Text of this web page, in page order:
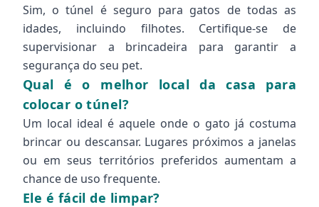
Sim, o túnel é seguro para gatos de todas as
idades, incluindo filhotes. Certifique-se de
supervisionar a brincadeira para garantir a
segurança do seu pet.
Qual é o melhor local da casa para
colocar o túnel?
Um local ideal é aquele onde o gato já costuma
brincar ou descansar. Lugares próximos a janelas
ou em seus territórios preferidos aumentam a
chance de uso frequente.
Ele é fácil de limpar?